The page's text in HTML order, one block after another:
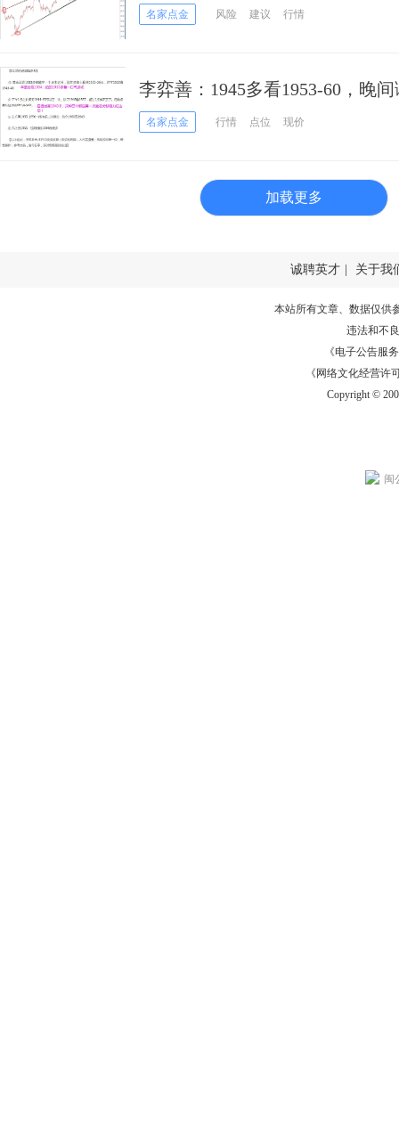
名家点金 风险 建议 行情
李弈善：1945多看1953-60，晚
名家点金 行情 点位 现价
加载更多
诚聘英才 关于我
本站所有文章、数据仅供
违法和不
《电子公告服务
《网络文化经营许
Copyright ©
闽